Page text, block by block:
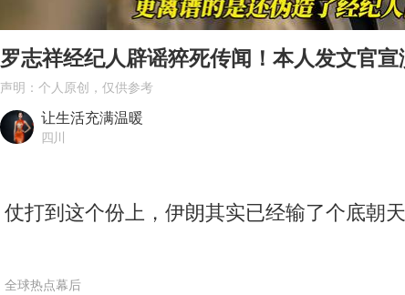
中国女篮70-67险胜尼日利亚女篮
百花奖开幕式
2名小孩玩手机低头幅度近乎折叠
夯实基础开新局
罗志祥经纪人辟谣猝死传闻！本人发文官
声明：个人原创，仅供参考
让生活充满温暖
四川
仗打到这个份上，伊朗其实已经输了个底朝天
全球热点幕后